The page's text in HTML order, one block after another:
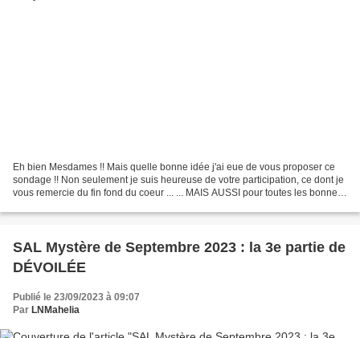
Eh bien Mesdames !! Mais quelle bonne idée j'ai eue de vous proposer ce
sondage !! Non seulement je suis heureuse de votre participation, ce dont je
vous remercie du fin fond du coeur ... ... MAIS AUSSI pour toutes les bonnes
SAL Mystère de Septembre 2023 : la 3e partie de
DÉVOILÉE
Publié le 23/09/2023 à 09:07
Par LNMahelia